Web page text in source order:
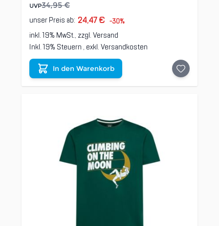
UVP34,95 €
unser Preis ab: 24,47 € -30%
inkl. 19% MwSt., zzgl.Versand
Inkl. 19% Steuern , exkl.Versandkosten
In den Warenkorb